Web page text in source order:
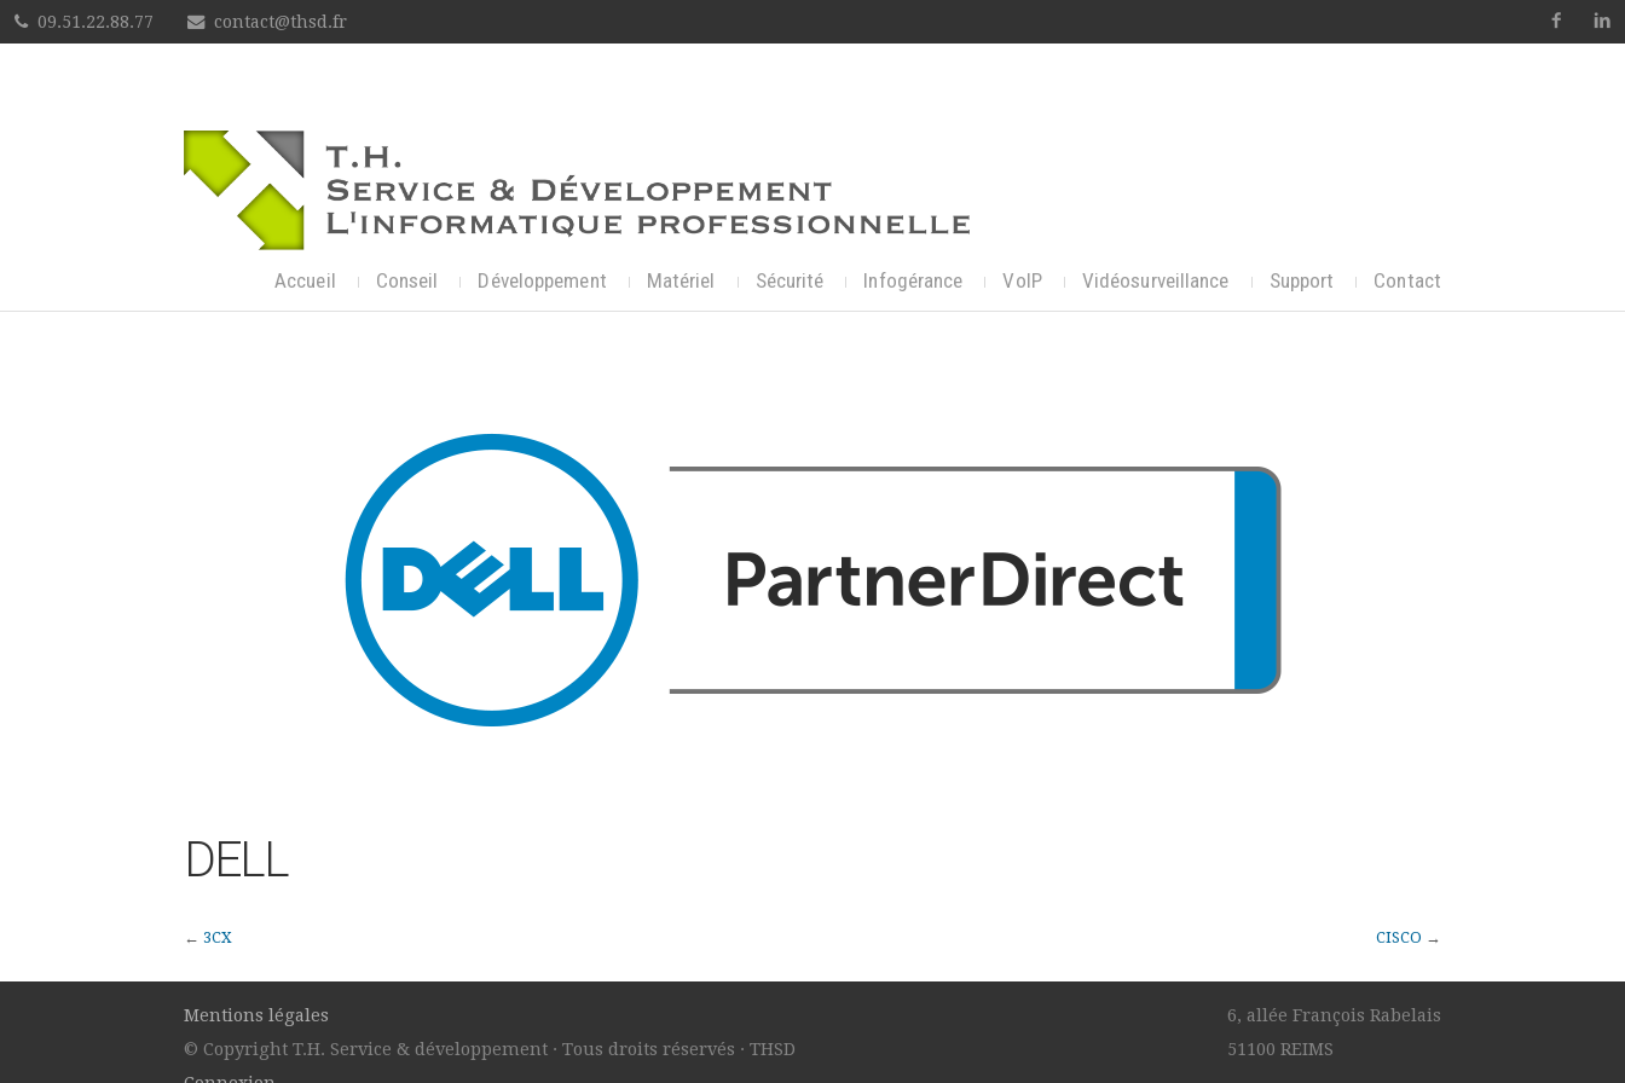
09.51.22.88.77 contact@thsd.fr
Accueil Conseil Développement Matériel Sécurité Infogérance VoIP Vidéosurveillance Support Contact
DELL
← 3CX CISCO →
Mentions légales
© Copyright T.H. Service & développement · Tous droits réservés · THSD
6, allée François Rabelais
51100 REIMS